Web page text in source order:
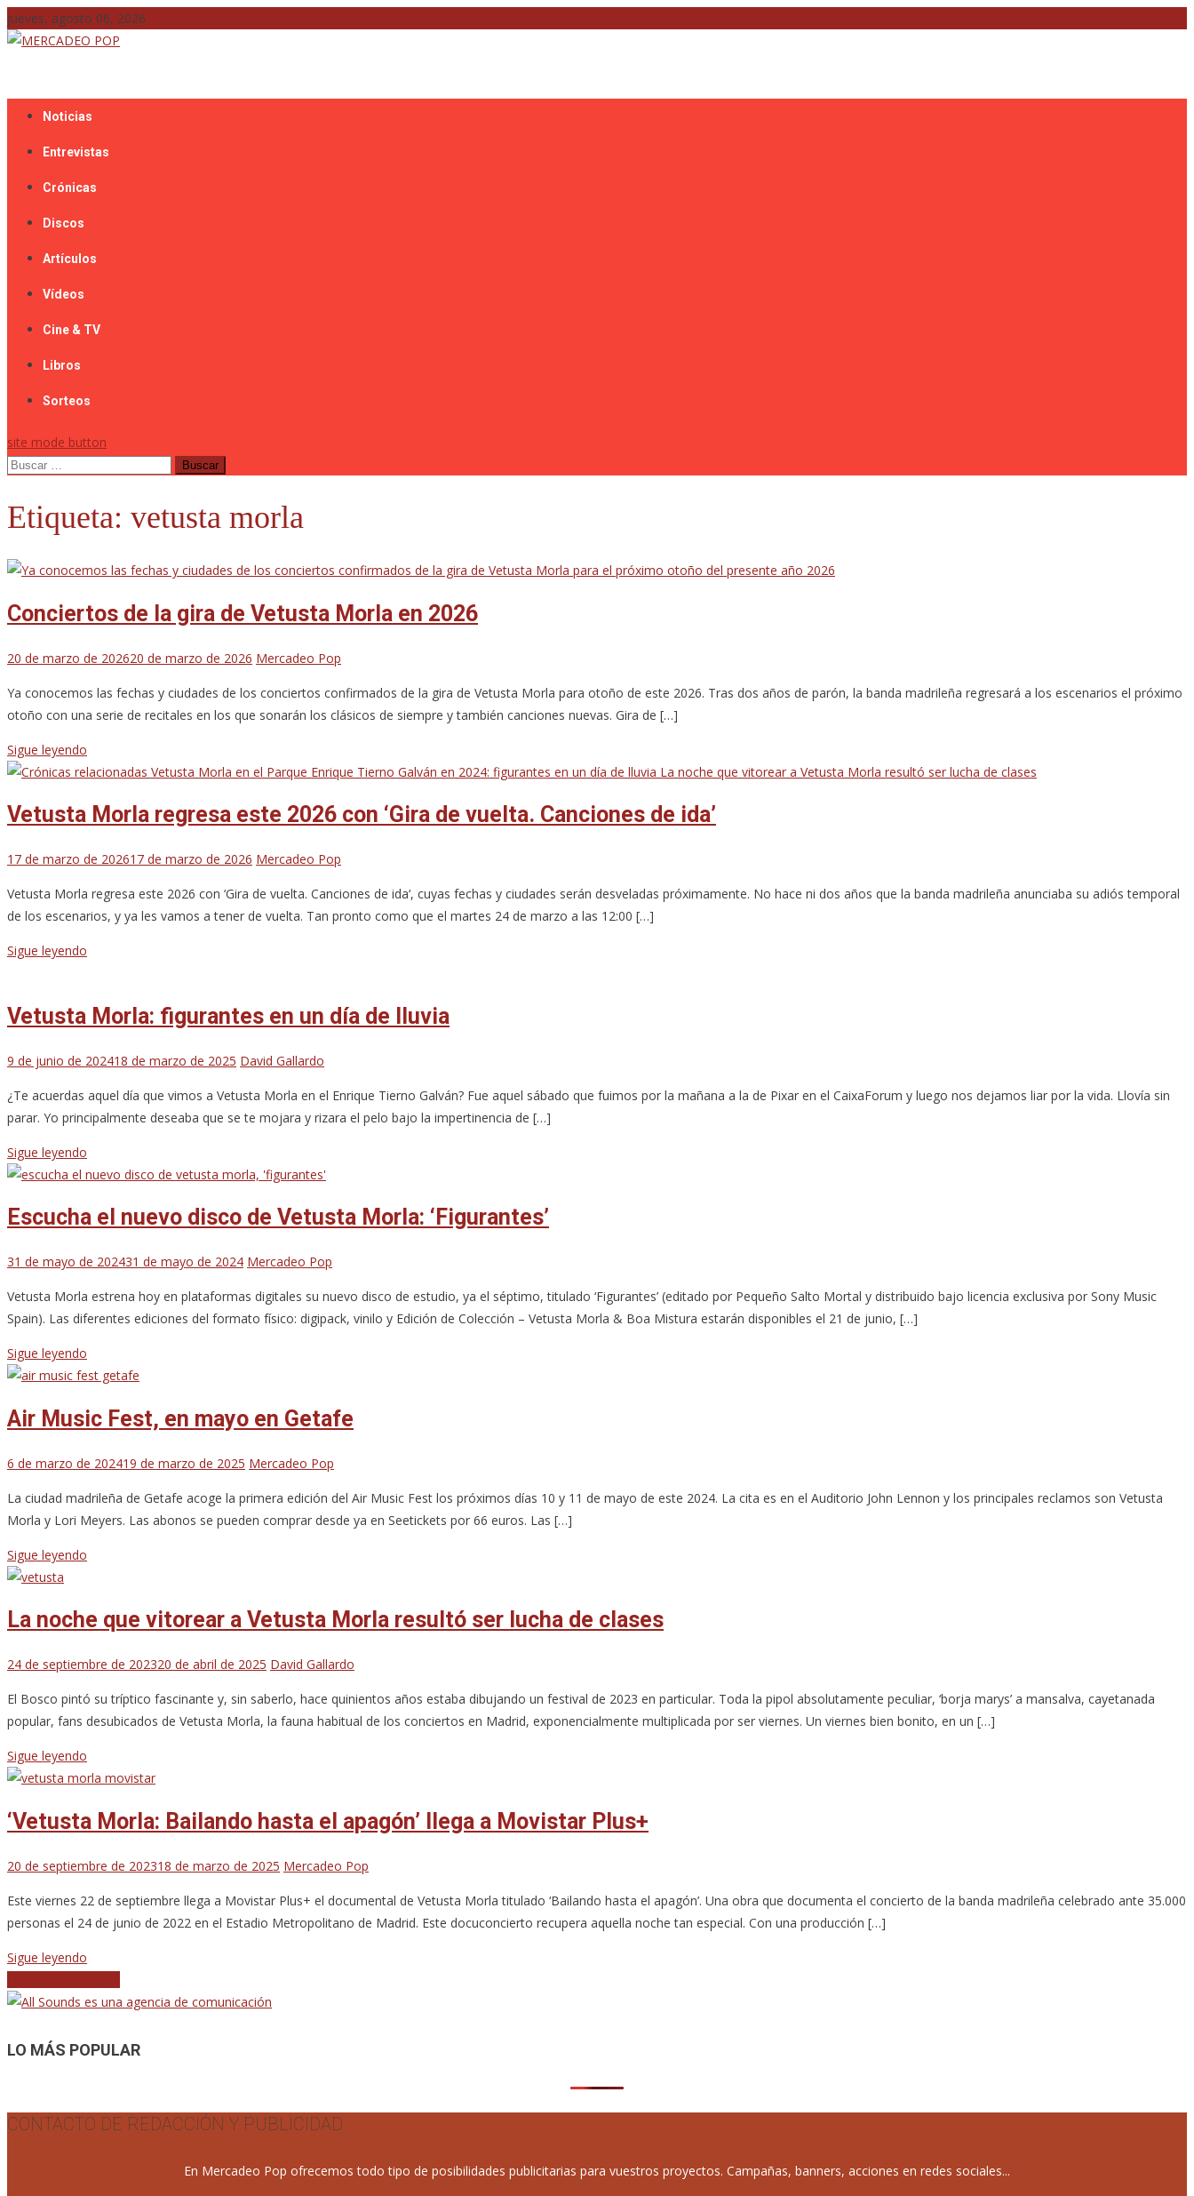
Skip
to
jueves, agosto 06, 2026
Noticias
Entrevistas
Crónicas
Discos
Artículos
Vídeos
Cine & TV
Libros
Sorteos
site mode button
Buscar:
Etiqueta: vetusta morla
Conciertos de la gira de Vetusta Morla en 2026
20 de marzo de 202620 de marzo de 2026 Mercadeo Pop
Ya conocemos las fechas y ciudades de los conciertos confirmados de la gira de Vetusta Morla para otoño de este 2026. Tras dos años de parón, la banda madrileña regresará a los escenarios el próximo
otoño con una serie de recitales en los que sonarán los clásicos de siempre y también canciones nuevas. Gira de […]
Sigue leyendo
Vetusta Morla regresa este 2026 con ‘Gira de vuelta. Canciones de ida’
17 de marzo de 202617 de marzo de 2026 Mercadeo Pop
Vetusta Morla regresa este 2026 con ‘Gira de vuelta. Canciones de ida‘, cuyas fechas y ciudades serán desveladas próximamente. No hace ni dos años que la banda madrileña anunciaba su adiós temporal
de los escenarios, y ya les vamos a tener de vuelta. Tan pronto como que el martes 24 de marzo a las 12:00 […]
Sigue leyendo
Vetusta Morla: figurantes en un día de lluvia
9 de junio de 202418 de marzo de 2025 David Gallardo
¿Te acuerdas aquel día que vimos a Vetusta Morla en el Enrique Tierno Galván? Fue aquel sábado que fuimos por la mañana a la de Pixar en el CaixaForum y luego nos dejamos liar por la vida. Llovía sin
parar. Yo principalmente deseaba que se te mojara y rizara el pelo bajo la impertinencia de […]
Sigue leyendo
Escucha el nuevo disco de Vetusta Morla: ‘Figurantes’
31 de mayo de 202431 de mayo de 2024 Mercadeo Pop
Vetusta Morla estrena hoy en plataformas digitales su nuevo disco de estudio, ya el séptimo, titulado ‘Figurantes’ (editado por Pequeño Salto Mortal y distribuido bajo licencia exclusiva por Sony Music
Spain). Las diferentes ediciones del formato físico: digipack, vinilo y Edición de Colección – Vetusta Morla & Boa Mistura estarán disponibles el 21 de junio, […]
Sigue leyendo
Air Music Fest, en mayo en Getafe
6 de marzo de 202419 de marzo de 2025 Mercadeo Pop
La ciudad madrileña de Getafe acoge la primera edición del Air Music Fest los próximos días 10 y 11 de mayo de este 2024. La cita es en el Auditorio John Lennon y los principales reclamos son Vetusta
Morla y Lori Meyers. Las abonos se pueden comprar desde ya en Seetickets por 66 euros. Las […]
Sigue leyendo
La noche que vitorear a Vetusta Morla resultó ser lucha de clases
24 de septiembre de 202320 de abril de 2025 David Gallardo
El Bosco pintó su tríptico fascinante y, sin saberlo, hace quinientos años estaba dibujando un festival de 2023 en particular. Toda la pipol absolutamente peculiar, ‘borja marys’ a mansalva, cayetanada
popular, fans desubicados de Vetusta Morla, la fauna habitual de los conciertos en Madrid, exponencialmente multiplicada por ser viernes. Un viernes bien bonito, en un […]
Sigue leyendo
‘Vetusta Morla: Bailando hasta el apagón’ llega a Movistar Plus+
20 de septiembre de 202318 de marzo de 2025 Mercadeo Pop
Este viernes 22 de septiembre llega a Movistar Plus+ el documental de Vetusta Morla titulado ‘Bailando hasta el apagón’. Una obra que documenta el concierto de la banda madrileña celebrado ante 35.000
personas el 24 de junio de 2022 en el Estadio Metropolitano de Madrid. Este docuconcierto recupera aquella noche tan especial. Con una producción […]
Sigue leyendo
de
entradas
LO MÁS POPULAR
CONTACTO DE REDACCIÓN Y PUBLICIDAD
En Mercadeo Pop ofrecemos todo tipo de posibilidades publicitarias para vuestros proyectos. Campañas, banners, acciones en redes sociales...